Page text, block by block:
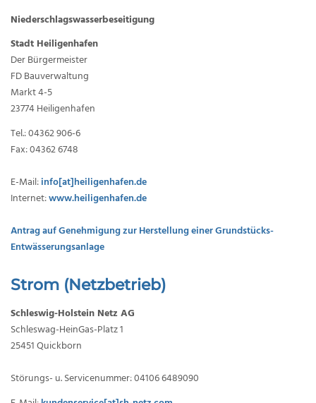
Niederschlagswasserbeseitigung
Stadt Heiligenhafen
Der Bürgermeister
FD Bauverwaltung
Markt 4-5
23774 Heiligenhafen
Tel.: 04362 906-6
Fax: 04362 6748
E-Mail:info[at]heiligenhafen.de
Internet:www.heiligenhafen.de
Antrag auf Genehmigung zur Herstellung einer Grundstücks-
Entwässerungsanlage
Strom (Netzbetrieb)
Schleswig-Holstein Netz AG
Schleswag-HeinGas-Platz 1
25451 Quickborn
Störungs- u. Servicenummer: 04106 6489090